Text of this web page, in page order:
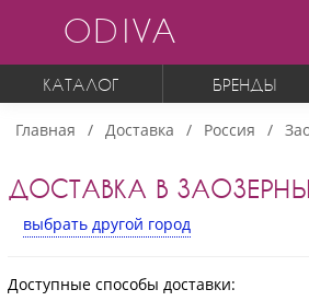
ODIVA
КАТАЛОГ БРЕНДЫ
Главная Доставка Россия
ДОСТАВКА В
выбрать другой город
Доступные способы доставки: